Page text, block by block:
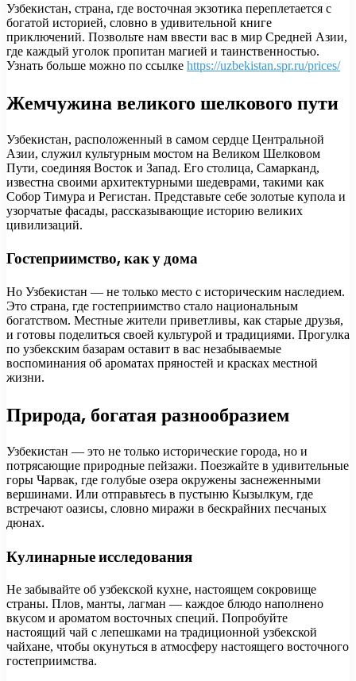
Узбекистан, страна, где восточная экзотика переплетается с
богатой историей, словно в удивительной книге
приключений. Позвольте нам ввести вас в мир Средней Азии,
где каждый уголок пропитан магией и таинственностью.
Узнать больше можно по ссылке https://uzbekistan.spr.ru/prices/
Жемчужина великого шелкового пути
Узбекистан, расположенный в самом сердце Центральной
Азии, служил культурным мостом на Великом Шелковом
Пути, соединяя Восток и Запад. Его столица, Самарканд,
известна своими архитектурными шедеврами, такими как
Собор Тимура и Регистан. Представьте себе золотые купола и
узорчатые фасады, рассказывающие историю великих
цивилизаций.
Гостеприимство, как у дома
Но Узбекистан — не только место с историческим наследием.
Это страна, где гостеприимство стало национальным
богатством. Местные жители приветливы, как старые друзья,
и готовы поделиться своей культурой и традициями. Прогулка
по узбекским базарам оставит в вас незабываемые
воспоминания об ароматах пряностей и красках местной
жизни.
Природа, богатая разнообразием
Узбекистан — это не только исторические города, но и
потрясающие природные пейзажи. Поезжайте в удивительные
горы Чарвак, где голубые озера окружены заснеженными
вершинами. Или отправьтесь в пустыню Кызылкум, где
встречают оазисы, словно миражи в бескрайних песчаных
дюнах.
Кулинарные исследования
Не забывайте об узбекской кухне, настоящем сокровище
страны. Плов, манты, лагман — каждое блюдо наполнено
вкусом и ароматом восточных специй. Попробуйте
настоящий чай с лепешками на традиционной узбекской
чайхане, чтобы окунуться в атмосферу настоящего восточного
гостеприимства.